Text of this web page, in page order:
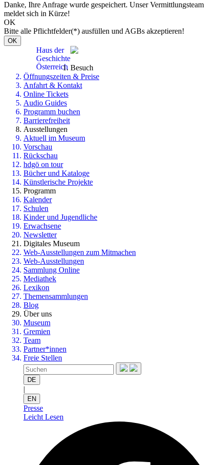
Danke, Ihre Anfrage wurde gespeichert. Unser Vermittlungsteam
meldet sich in Kürze!
OK
Bitte alle Pflichtfelder(*) ausfüllen und AGBs akzeptieren!
OK
Haus der
Geschichte
Österreich Besuch
Öffnungszeiten & Preise
Anfahrt & Kontakt
Online Tickets
Audio Guides
Programm buchen
Barrierefreiheit
Ausstellungen
Aktuell im Museum
Vorschau
Rückschau
hdgö on tour
Bücher und Kataloge
Künstlerische Projekte
Programm
Kalender
Schulen
Kinder und Jugendliche
Erwachsene
Newsletter
Digitales Museum
Web-Ausstellungen zum Mitmachen
Web-Ausstellungen
Sammlung Online
Mediathek
Lexikon
Themensammlungen
Blog
Über uns
Museum
Gremien
Team
Partner*innen
Freie Stellen
DE
|
EN
Presse
Leicht Lesen